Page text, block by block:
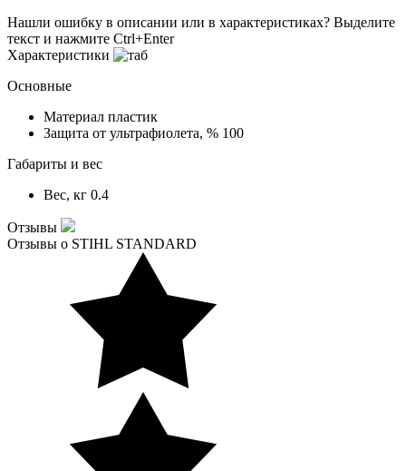
Нашли ошибку в описании или в характеристиках? Выделите
текст и нажмите Ctrl+Enter
Характеристики
Основные
Материал пластик
Защита от ультрафиолета, % 100
Габариты и вес
Вес, кг 0.4
Отзывы
Отзывы о STIHL STANDARD